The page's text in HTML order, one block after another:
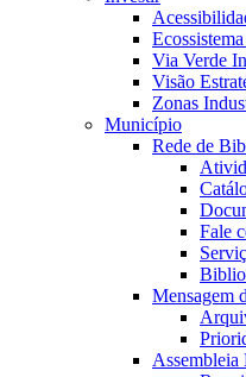
Via Verde
Visão
Zonas
Município
Rede de
Fale
Mensagem